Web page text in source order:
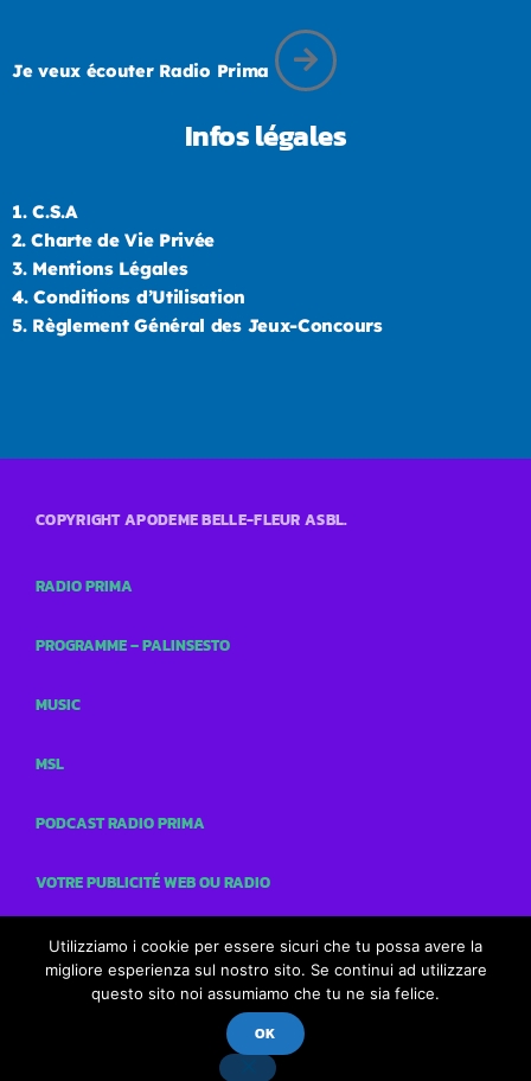
Je veux écouter Radio Prima
Infos légales
1. C.S.A
2. Charte de Vie Privée
3. Mentions Légales
4. Conditions d’Utilisation
5. Règlement Général des Jeux-Concours
COPYRIGHT APODEME BELLE-FLEUR ASBL.
RADIO PRIMA
PROGRAMME – PALINSESTO
MUSIC
MSL
PODCAST RADIO PRIMA
VOTRE PUBLICITÉ WEB OU RADIO
CONCOURS
CONTACTS
Utilizziamo i cookie per essere sicuri che tu possa avere la
migliore esperienza sul nostro sito. Se continui ad utilizzare
questo sito noi assumiamo che tu ne sia felice.
OK